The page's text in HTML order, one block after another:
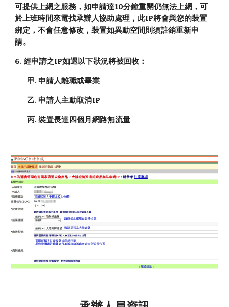
可提供上網之服務，如申請達10分鐘重開仍無法上網，可
於上班時間來電找承辦人協助處理 ，此IP將會與您的裝置
綁定，不會任意修改，裝置如異動空間則須註銷重新申
請。
6. 經申請之IP如遇以下狀況將被回收：
甲. 申請人離職或畢業
乙. 申請人主動取消IP
丙. 裝置長達四個月網路無流量